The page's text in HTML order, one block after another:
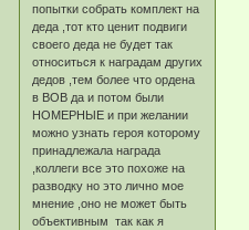
попытки собрать комплект на
деда ,тот кто ценит подвиги
своего деда не будет так
относиться к наградам других
дедов ,тем более что ордена
в ВОВ да и потом были
НОМЕРНЫЕ и при желании
можно узнать героя которому
принадлежала награда
,коллеги все это похоже на
разводку но это лично мое
мнение ,оно не может быть
объективным так как я